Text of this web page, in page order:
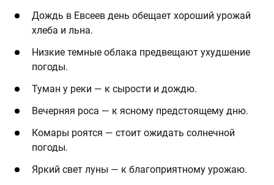
Дождь в Евсеев день обещает хороший урожай
хлеба и льна.
Низкие темные облака предвещают ухудшение
погоды.
Туман у реки — к сырости и дождю.
Вечерняя роса — к ясному предстоящему дню.
Комары роятся — стоит ожидать солнечной
погоды.
Яркий свет луны — к благоприятному урожаю.